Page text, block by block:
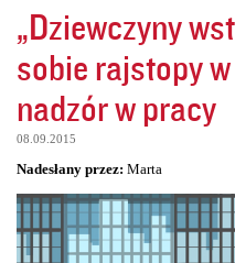
„Dziewczyny
sobie rajstopy
nadzór w pracy
08.09.2015
Nadesłany przez: Marta